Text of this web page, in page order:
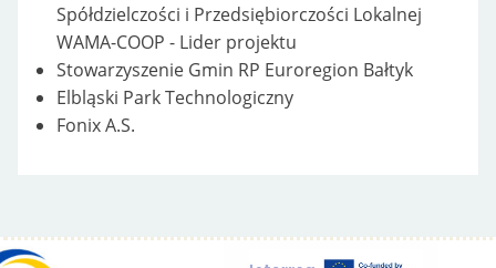
Spółdzielczości i Przedsiębiorczości Lokalnej
WAMA-COOP - Lider projektu
Stowarzyszenie Gmin RP Euroregion Bałtyk
Elbląski Park Technologiczny
Fonix A.S.